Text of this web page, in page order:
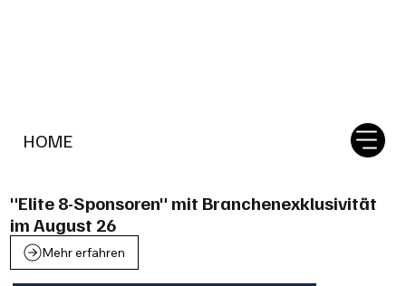
HOME
"Elite 8-Sponsoren" mit Branchenexklusivität
im August 26
Mehr erfahren